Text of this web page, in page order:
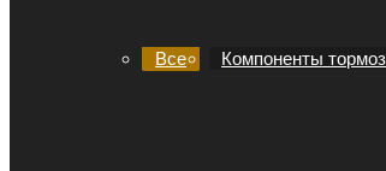
Все Компоненты